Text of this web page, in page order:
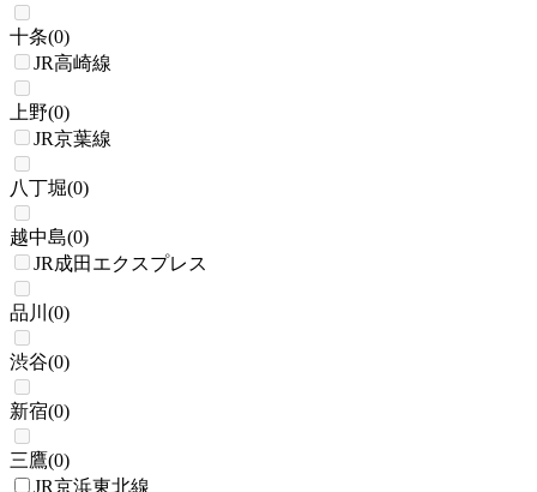
十条(0)
JR高崎線
上野(0)
JR京葉線
八丁堀(0)
越中島(0)
JR成田エクスプレス
品川 (0)
渋谷(0)
新宿(0)
三鷹(0)
JR京浜東北線